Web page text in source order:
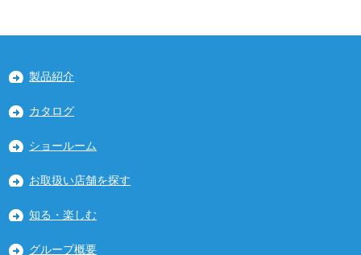
製品紹介
カタログ
ショールーム
お取扱い店舗を探す
知る・楽しむ
グループ概要